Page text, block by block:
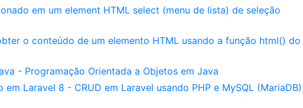
em um element HTML select (menu de lista) de seleção
o conteúdo de um elemento HTML usando a função html() do
- Programação Orientada a Objetos em Java
Laravel 8 - CRUD em Laravel usando PHP e MySQL (MariaDB)